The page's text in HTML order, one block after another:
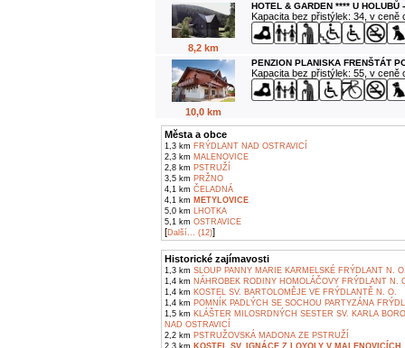
8,2 km
HOTEL & GARDEN **** U HOLUBŮ
Kapacita bez přistýlek: 34, v ceně
10,0 km
PENZION PLANISKA FRENŠTÁT
Kapacita bez přistýlek: 55, v ceně
Města a obce
1,3 km FRÝDLANT NAD OSTRAVICÍ
2,3 km MALENOVICE
2,8 km PSTRUŽÍ
3,5 km PRŽNO
4,1 km ČELADNÁ
4,1 km METYLOVICE
5,0 km LHOTKA
5,1 km OSTRAVICE
[Další... (12)]
Historické zajímavosti
1,3 km SLOUP PANNY MARIE KARMELSKÉ FRÝDLANT N.
1,4 km NÁHROBEK RODINY HOMOLÁČOVY FRÝDLANT N.
1,4 km KOSTEL SV. BARTOLOMĚJE VE FRÝDLANTĚ N. O.
1,4 km POMNÍK PADLÝCH SE SOCHOU PARTYZÁNA
1,5 km KLÁŠTER MILOSRDNÝCH SESTER SV. KARLA
NAD OSTRAVICÍ
2,2 km PSTRUŽOVSKÁ MADONA ZE PSTRUŽÍ
2,3 km KOSTEL SV. IGNÁCE Z LOYOLY V MALENOVICÍCH